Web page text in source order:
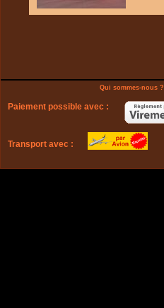
Qui sommes-nous ?
Paiement possible avec :
Transport avec :